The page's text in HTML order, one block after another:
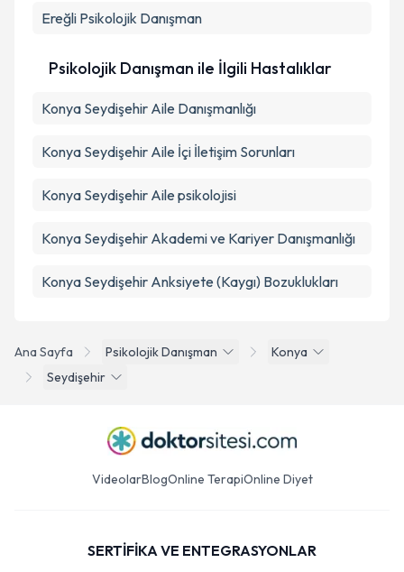
Ana Sayfa Psikolojik Danışman
Konya
Seydişehir
Ereğli Psikolojik Danışman
Psikolojik Danışman ile İlgili Hastalıklar
Konya Seydişehir Aile Danışmanlığı
Konya Seydişehir Aile İçi İletişim Sorunları
Konya Seydişehir Aile psikolojisi
Konya Seydişehir Akademi ve Kariyer Danışmanlığı
Konya Seydişehir Anksiyete (Kaygı) Bozuklukları
VideolarBlogOnline TerapiOnline Diyet
SERTİFİKA VE ENTEGRASYONLAR